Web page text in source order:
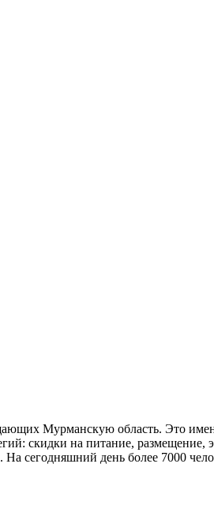
Мурманскую область. Это
скидки на питание, размещение,
сегодняшний день более 7000